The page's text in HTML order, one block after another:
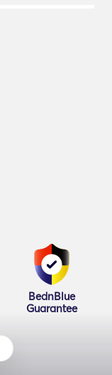
BednBlue
Guarantee